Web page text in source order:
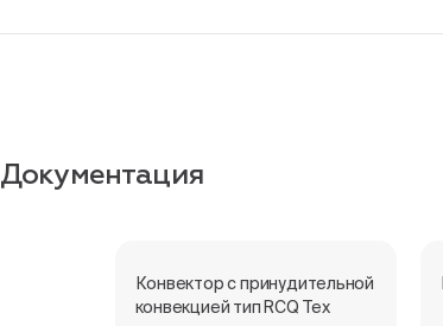
Документация
Конвектор с принудительной
конвекцией тип RCQ Тех